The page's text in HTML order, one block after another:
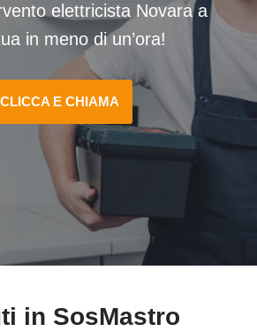
elettricista Novara a
in meno di un’ora!
CLICCA E CHIAMA
in SosMastro